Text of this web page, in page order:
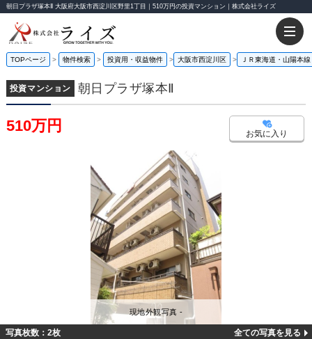
朝日プラザ塚本Ⅱ 大阪府大阪市西淀川区野里1丁目｜510万円の投資マンション｜株式会社ライズ
TOPページ 物件検索 投資用・収益物件 大阪市西淀川区 ＪＲ東海道・山陽本線
投資マンション 朝日プラザ塚本Ⅱ
510万円 お気に入り
現地外観写真 -
写真枚数：2枚 全ての写真を見る